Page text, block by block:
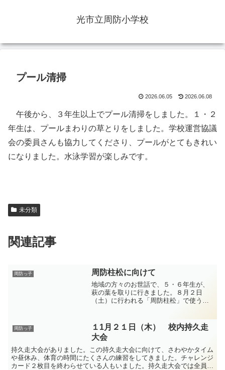
光市立周防小学校
プール清掃
2026.06.05 2026.06.08
午後から、３年生以上でプール清掃をしました。１・２
年生は、プールまわりの草とりをしました。学校運営協議
会の委員さんも協力してくださり、プールがとてもきれい
になりました。水泳学習が楽しみです。
未分類
関連記事
周防っ子 周防柱松に向けて
地域の方々のお世話で、５・６年生が、
萩の葉を取りに行きました。８月２日
（土）に行われる「周防柱松」で使うた
だけ取り除きます。
周防っ子
１1月２１日（木） 校内持久走
大会
持久走大会がありました。この持久走大会に向けて、さわやかタイム
や昼休み、体育の時間にたくさんの練習をしてきました。チャレンジ
カード２枚目を終わらせている人もいました。持久走大会では全員が